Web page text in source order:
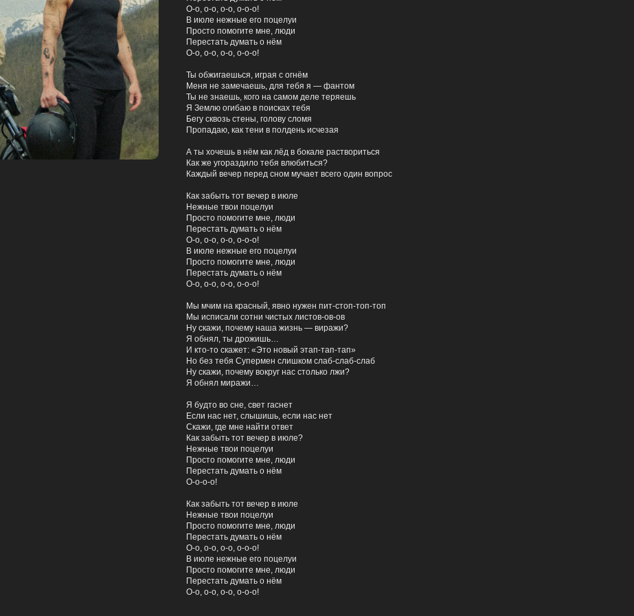
О-о, о-о, о-о, о-о-о!
В июле нежные его поцелуи
Просто помогите мне, люди
Перестать думать о нём
О-о, о-о, о-о, о-о-о!
Ты обжигаешься, играя с огнём
Меня не замечаешь, для тебя я — фантом
Ты не знаешь, кого на самом деле теряешь
Я Землю огибаю в поисках тебя
Бегу сквозь стены, голову сломя
Пропадаю, как тени в полдень исчезая
А ты хочешь в нём как лёд в бокале раствориться
Как же угораздило тебя влюбиться?
Каждый вечер перед сном мучает всего один вопрос
Как забыть тот вечер в июле
Нежные твои поцелуи
Просто помогите мне, люди
Перестать думать о нём
О-о, о-о, о-о, о-о-о!
В июле нежные его поцелуи
Просто помогите мне, люди
Перестать думать о нём
О-о, о-о, о-о, о-о-о!
Мы мчим на красный, явно нужен пит-стоп-топ-топ
Мы исписали сотни чистых листов-ов-ов
Ну скажи, почему наша жизнь — виражи?
Я обнял, ты дрожишь…
И кто-то скажет: «Это новый этап-тап-тап»
Но без тебя Супермен слишком слаб-слаб-слаб
Ну скажи, почему вокруг нас столько лжи?
Я обнял миражи…
Я будто во сне, свет гаснет
Если нас нет, слышишь, если нас нет
Скажи, где мне найти ответ
Как забыть тот вечер в июле?
Нежные твои поцелуи
Просто помогите мне, люди
Перестать думать о нём
О-о-о-о!
Как забыть тот вечер в июле
Нежные твои поцелуи
Просто помогите мне, люди
Перестать думать о нём
О-о, о-о, о-о, о-о-о!
В июле нежные его поцелуи
Просто помогите мне, люди
Перестать думать о нём
О-о, о-о, о-о, о-о-о!
Отправьте нам